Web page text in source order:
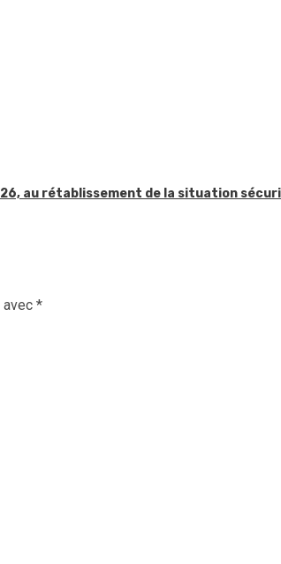
au rétablissement de la situation
*